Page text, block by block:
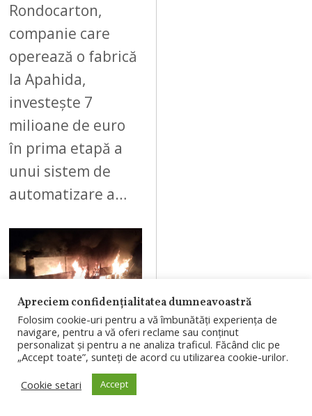
Rondocarton,
companie care
operează o fabrică
la Apahida,
investește 7
milioane de euro
în prima etapă a
unui sistem de
automatizare a…
08
AUGUST 7, 2026
Autobuz distrus
de un incendiu
Apreciem confidențialitatea dumneavoastră
Folosim cookie-uri pentru a vă îmbunătăți experiența de
navigare, pentru a vă oferi reclame sau conținut
personalizat și pentru a ne analiza traficul. Făcând clic pe
„Accept toate”, sunteți de acord cu utilizarea cookie-urilor.
Cookie setari
Accept